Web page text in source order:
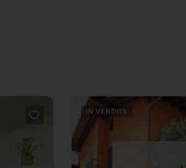
IN VENDITA